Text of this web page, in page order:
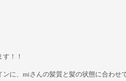
！！
に、miさんの髪質と髪の状態に合わ